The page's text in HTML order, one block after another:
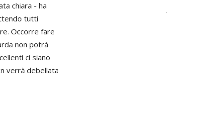
chiara - ha
tutti
Occorre fare
non potrà
ci siano
verrà debellata